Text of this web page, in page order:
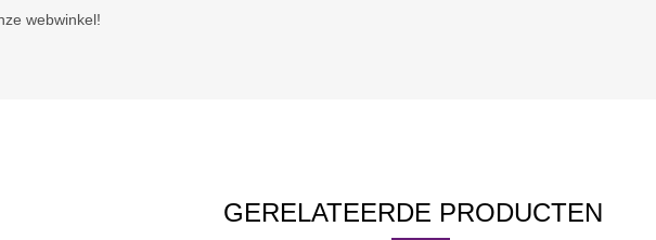
webwinkel!
GERELATEERDE PRODUCTEN